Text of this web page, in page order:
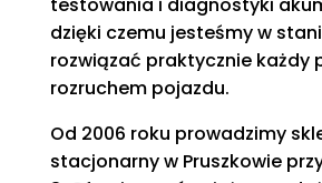
dzięki czemu jesteśmy w
rozwiązać praktycznie każdy
rozruchem pojazdu.
Od 2006 roku prowadzimy
stacjonarny w Pruszkowie